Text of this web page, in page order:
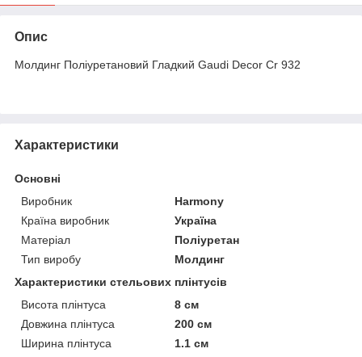
Опис
Молдинг Поліуретановий Гладкий Gaudi Decor Cr 932
Характеристики
Основні
Виробник
Harmony
Країна виробник
Україна
Матеріал
Поліуретан
Тип виробу
Молдинг
Характеристики стельових плінтусів
Висота плінтуса
8 см
Довжина плінтуса
200 см
Ширина плінтуса
1.1 см